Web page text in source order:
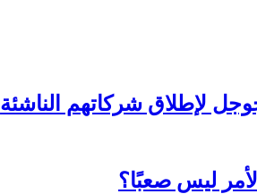
لإطلاق شركاتهم الناشئة
ليس صعبًا؟